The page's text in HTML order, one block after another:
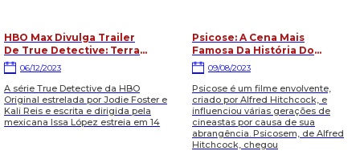
HBO Max Divulga Trailer
De True Detective: Terra
Noturna
06/12/2023
A série True Detective da HBO
Original estrelada por Jodie Foster e
Kali Reis e escrita e dirigida pela
mexicana Issa López estreia em 14
Psicose: A Cena Mais
Famosa Da História Do
Cinema Influenciou Vários
Cineastas
09/08/2023
Psicose é um filme envolvente,
criado por Alfred Hitchcock, e
influenciou várias gerações de
cineastas por causa de sua
abrangência. Psicosem, de Alfred
Hitchcock, chegou